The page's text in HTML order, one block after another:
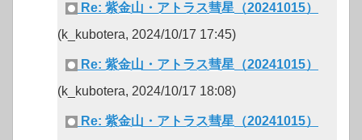
Re: 紫金山・アトラス彗星（20241015）
(k_kubotera, 2024/10/17 17:45)
Re: 紫金山・アトラス彗星（20241015）
(k_kubotera, 2024/10/17 18:08)
Re: 紫金山・アトラス彗星（20241015）